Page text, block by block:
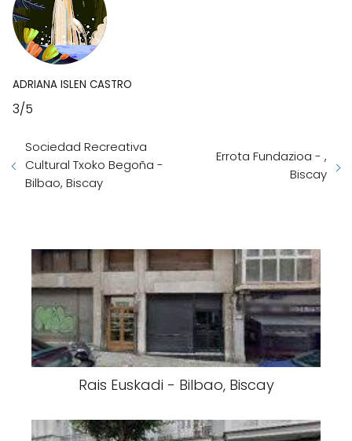
ADRIANA ISLEN CASTRO
3/5
Sociedad Recreativa
Cultural Txoko Begoña -
Bilbao, Biscay
Errota Fundazioa - ,
Biscay
Rais Euskadi - Bilbao, Biscay